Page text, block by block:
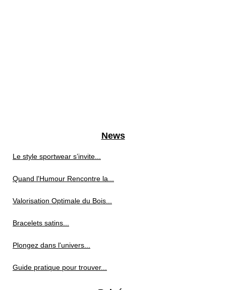
News
Le style sportwear s’invite...
Quand l'Humour Rencontre la...
Valorisation Optimale du Bois...
Bracelets satins...
Plongez dans l'univers...
Guide pratique pour trouver...